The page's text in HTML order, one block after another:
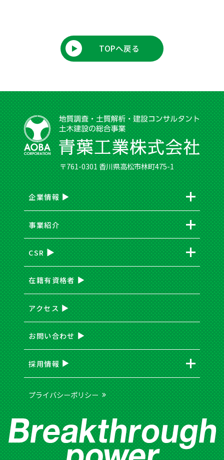
TOPへ戻る
〒761-0301 香川県高松市林町475-1
プライバシーポリシー
企業情報
事業紹介
CSR
在籍有資格者
アクセス
お問い合わせ
採用情報